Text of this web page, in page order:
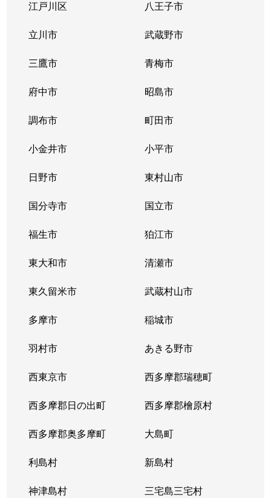
江戸川区 八王子市
立川市 武蔵野市
三鷹市 青梅市
府中市 昭島市
調布市 町田市
小金井市 小平市
日野市 東村山市
国分寺市 国立市
福生市 狛江市
東大和市 清瀬市
東久留米市 武蔵村山市
多摩市 稲城市
羽村市 あきる野市
西東京市 西多摩郡瑞穂町
西多摩郡日の出町 西多摩郡檜原村
西多摩郡奥多摩町 大島町
利島村 新島村
神津島村 三宅島三宅村